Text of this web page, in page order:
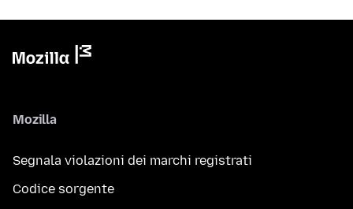
Mozilla
Segnala violazioni dei marchi registrati
Codice sorgente